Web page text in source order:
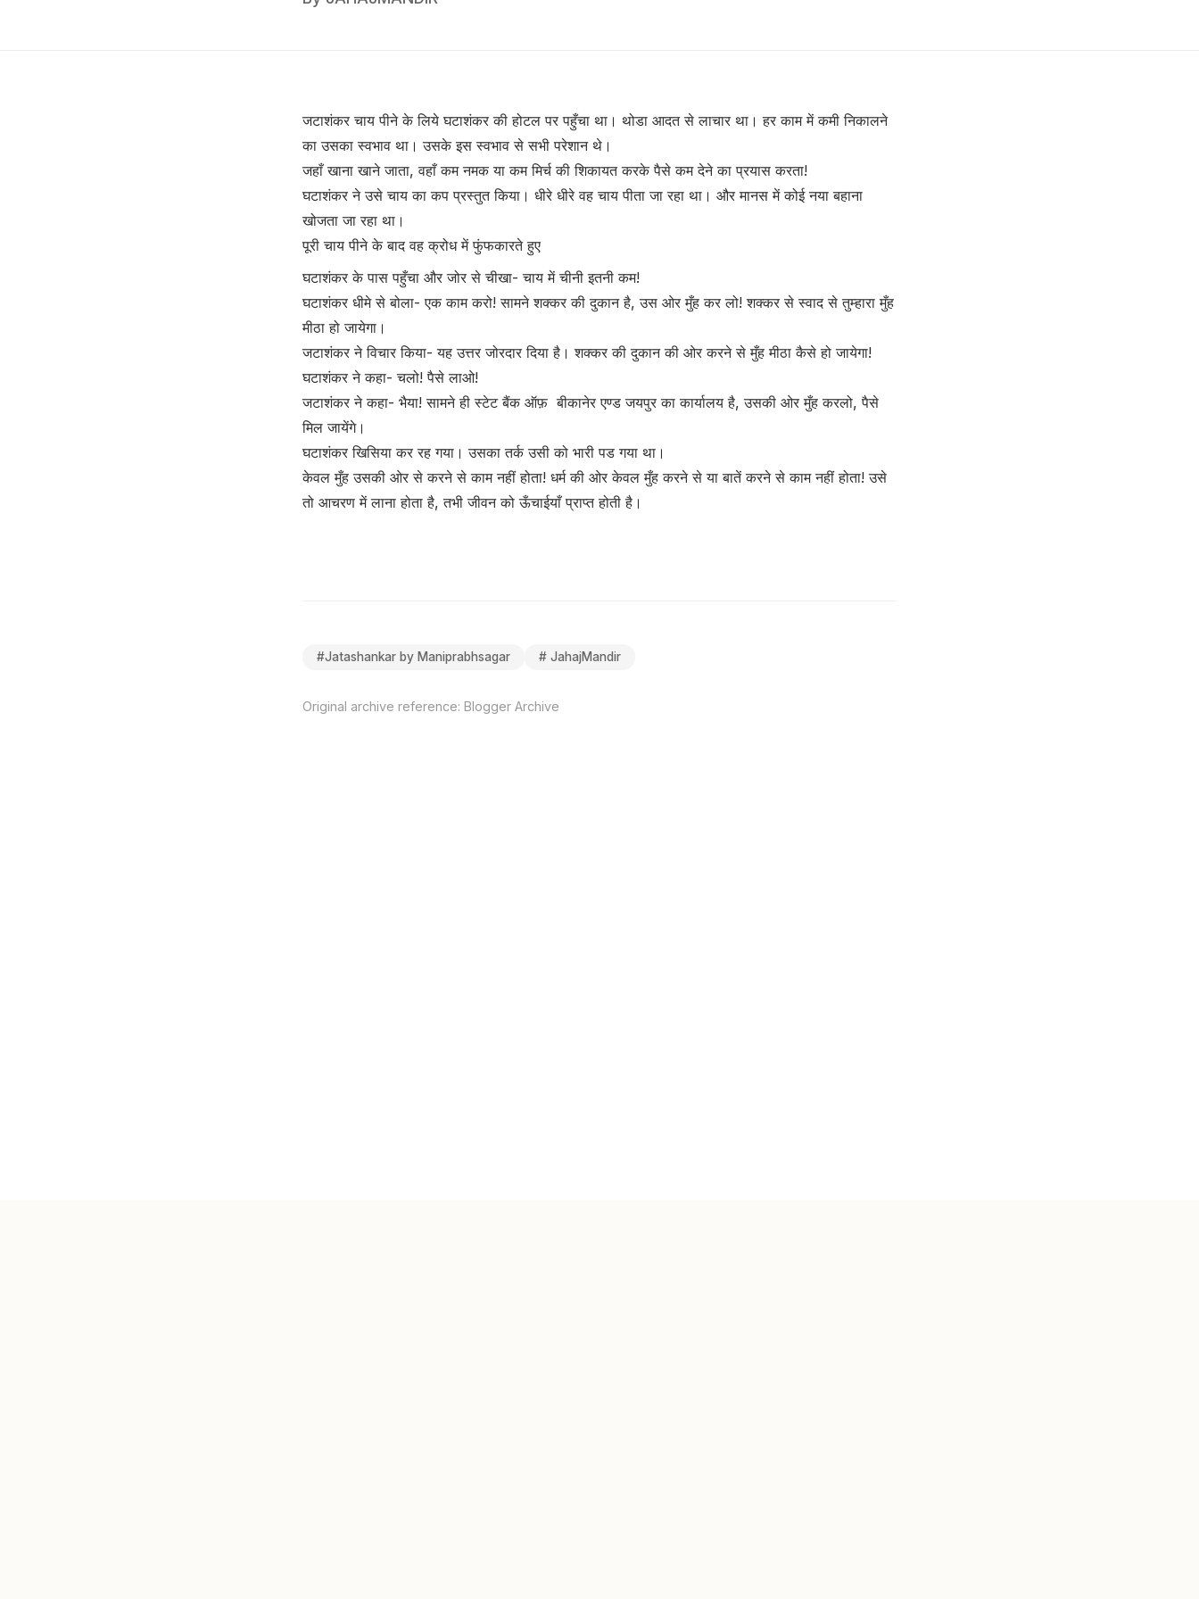
जटाशंकर चाय पीने के लिये घटाशंकर की होटल पर पहुँचा था। थोडा आदत से लाचार था। हर काम में कमी निकालने
का उसका स्वभाव था। उसके इस स्वभाव से सभी परेशान थे।
जहाँ खाना खाने जाता, वहाँ कम नमक या कम मिर्च की शिकायत करके पैसे कम देने का प्रयास करता!
घटाशंकर ने उसे चाय का कप प्रस्तुत किया। धीरे धीरे वह चाय पीता जा रहा था। और मानस में कोई नया बहाना
खोजता जा रहा था।
पूरी चाय पीने के बाद वह क्रोध में फुंफकारते हुए
घटाशंकर के पास पहुँचा और जोर से चीखा- चाय में चीनी इतनी कम!
घटाशंकर धीमे से बोला- एक काम करो! सामने शक्कर की दुकान है, उस ओर मुँह कर लो! शक्कर से स्वाद से तुम्हारा मुँह
मीठा हो जायेगा।
जटाशंकर ने विचार किया- यह उत्तर जोरदार दिया है। शक्कर की दुकान की ओर करने से मुँह मीठा कैसे हो जायेगा!
घटाशंकर ने कहा- चलो! पैसे लाओ!
जटाशंकर ने कहा- भैया! सामने ही स्टेट बैंक ऑफ़ बीकानेर एण्ड जयपुर का कार्यालय है, उसकी ओर मुँह करलो, पैसे
मिल जायेंगे।
घटाशंकर खिसिया कर रह गया। उसका तर्क उसी को भारी पड गया था।
केवल मुँह उसकी ओर से करने से काम नहीं होता! धर्म की ओर केवल मुँह करने से या बातें करने से काम नहीं होता! उसे
तो आचरण में लाना होता है, तभी जीवन को ऊँचाईयाँ प्राप्त होती है।
#Jatashankar by Maniprabhsagar # JahajMandir
Original archive reference:Blogger Archive